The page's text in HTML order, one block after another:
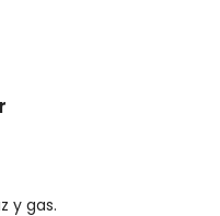
y gas.